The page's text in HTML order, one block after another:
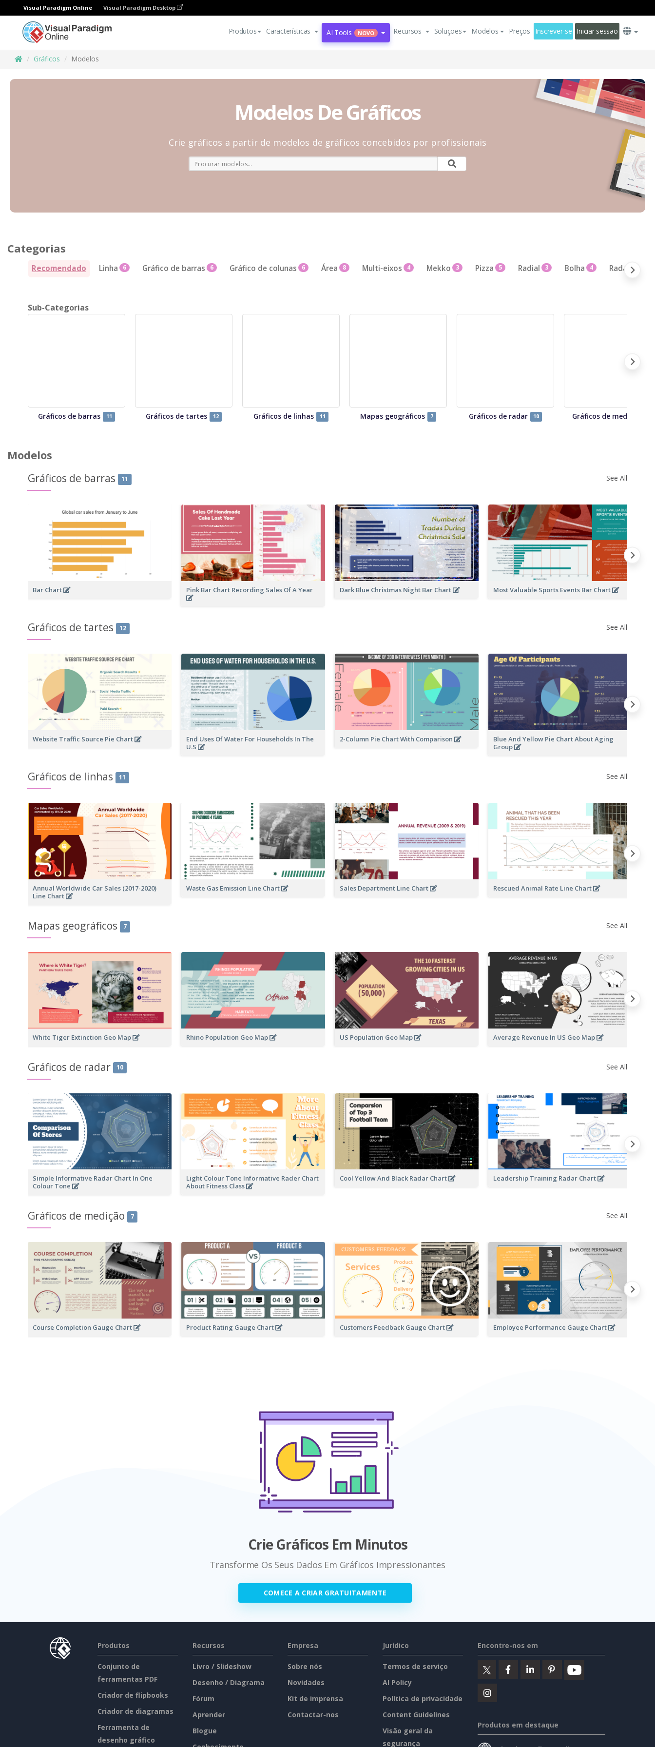
Visual Paradigm Online Visual Paradigm Desktop
Produtos Características AI Tools NOVO Recursos Soluções Modelos Preços Inscrever-se Iniciar sessão
Gráficos Modelos
Modelos De Gráficos
Crie gráficos a partir de modelos de gráficos concebidos por profissionais
Categorias
Recomendado Linha 6 Gráfico de barras 6 Gráfico de colunas 6 Área 8 Multi-eixos 4 Mekko 3 Pizza 5 Radial 3 Bolha 4 Radar
Sub-Categorias
Gráficos de barras 11 Gráficos de tartes 12 Gráficos de linhas 11 Mapas geográficos 7 Gráficos de radar 10 Gráficos de medição
Modelos
Gráficos de barras 11 See All
Bar Chart Pink Bar Chart Recording Sales Of A Year Dark Blue Christmas Night Bar Chart Most Valuable Sports Events Bar Chart
Gráficos de tartes 12 See All
Website Traffic Source Pie Chart
End Uses Of Water For Households In The
U.S
2-Column Pie Chart With Comparison
Blue And Yellow Pie Chart About Aging
Group
Gráficos de linhas 11 See All
Annual Worldwide Car Sales (2017-2020)
Line Chart
Waste Gas Emission Line Chart Sales Department Line Chart Rescued Animal Rate Line Chart
Mapas geográficos 7 See All
White Tiger Extinction Geo Map Rhino Population Geo Map US Population Geo Map Average Revenue In US Geo Map
Gráficos de radar 10 See All
Simple Informative Radar Chart In One
Colour Tone
Light Colour Tone Informative Rader Chart
About Fitness Class
Cool Yellow And Black Radar Chart Leadership Training Radar Chart
Gráficos de medição 7 See All
Course Completion Gauge Chart Product Rating Gauge Chart Customers Feedback Gauge Chart Employee Performance Gauge Chart
Crie Gráficos Em Minutos
Transforme Os Seus Dados Em Gráficos Impressionantes
COMECE A CRIAR GRATUITAMENTE
Produtos
Conjunto de
ferramentas PDF
Criador de flipbooks
Criador de diagramas
Ferramenta de
desenho gráfico
Recursos
Livro / Slideshow
Desenho / Diagrama
Fórum
Aprender
Blogue
Empresa
Sobre nós
Novidades
Kit de imprensa
Contactar-nos
Jurídico
Termos de serviço
AI Policy
Política de privacidade
Content Guidelines
Visão geral da
segurança
Encontre-nos em
Produtos em destaque